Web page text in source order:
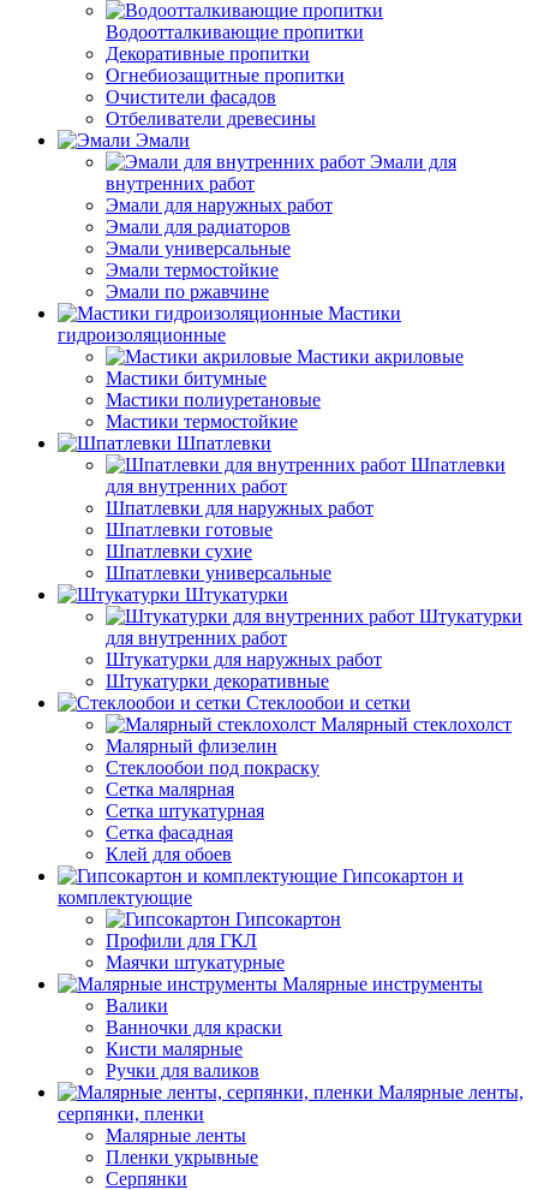
Водоотталкивающие пропитки
Декоративные пропитки
Огнебиозащитные пропитки
Очистители фасадов
Отбеливатели древесины
Эмали
Эмали для
внутренних работ
Эмали для наружных работ
Эмали для радиаторов
Эмали универсальные
Эмали термостойкие
Эмали по ржавчине
Мастики
гидроизоляционные
Мастики акриловые
Мастики битумные
Мастики полиуретановые
Мастики термостойкие
Шпатлевки
Шпатлевки
для внутренних работ
Шпатлевки для наружных работ
Шпатлевки готовые
Шпатлевки сухие
Шпатлевки универсальные
Штукатурки
Штукатурки
для внутренних работ
Штукатурки для наружных работ
Штукатурки декоративные
Стеклообои и сетки
Малярный стеклохолст
Малярный флизелин
Стеклообои под покраску
Сетка малярная
Сетка штукатурная
Сетка фасадная
Клей для обоев
Гипсокартон и
комплектующие
Гипсокартон
Профили для ГКЛ
Маячки штукатурные
Малярные инструменты
Валики
Ванночки для краски
Кисти малярные
Ручки для валиков
Малярные ленты,
серпянки, пленки
Малярные ленты
Пленки укрывные
Серпянки